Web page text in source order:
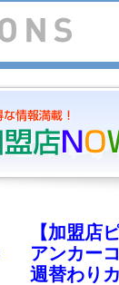
【加盟店
アンカー
週替わり